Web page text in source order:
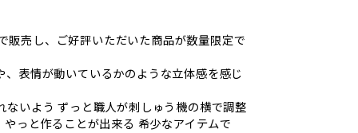
売し、ご好評いただいた商品が数量限定で
表情が動いているかのような立体感を感じ
ないよう ずっと職人が刺しゅう機の横で調整
っと作ることが出来る 希少なアイテムで